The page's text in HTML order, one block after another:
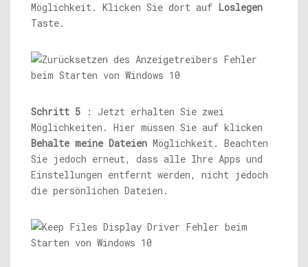
Möglichkeit. Klicken Sie dort auf Loslegen
Taste.
Schritt 5 : Jetzt erhalten Sie zwei
Möglichkeiten. Hier müssen Sie auf klicken
Behalte meine Dateien Möglichkeit. Beachten
Sie jedoch erneut, dass alle Ihre Apps und
Einstellungen entfernt werden, nicht jedoch
die persönlichen Dateien.